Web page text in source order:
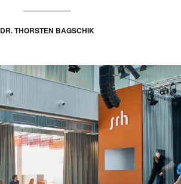
DR. THORSTEN BAGSCHIK